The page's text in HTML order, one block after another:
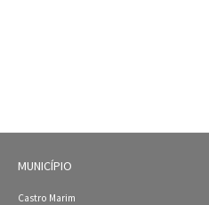
MUNICÍPIO
Castro Marim